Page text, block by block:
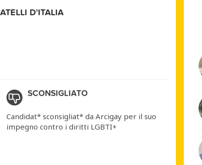
D'ITALIA
SCONSIGLIATO
Candidat* sconsigliat* da Arcigay per il suo
impegno contro i diritti LGBTI+